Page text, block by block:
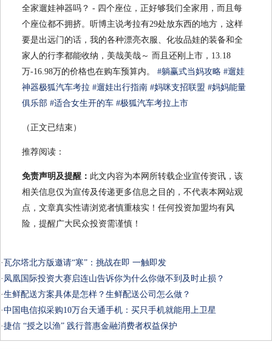
全家遛娃神器吗？ - 四个座位，正好够我们全家用，而且每
个座位都不拥挤。听博主说考拉有29处放东西的地方，这样
要是出远门的话，我的各种漂亮衣服、化妆品娃的装备和全
家人的行李都能收纳，美哉美哉～ 而且还刚上市，13.18
万-16.98万的价格也在购车预算内。 #躺赢式当妈攻略 #遛娃
神器极狐汽车考拉 #遛娃出行指南 #妈咪支招联盟 #妈妈能量
俱乐部 #适合女生开的车 #极狐汽车考拉上市
（正文已结束）
推荐阅读：
免责声明及提醒： 此文内容为本网所转载企业宣传资讯，该
相关信息仅为宣传及传递更多信息之目的，不代表本网站观
点，文章真实性请浏览者慎重核实！任何投资加盟均有风
险，提醒广大民众投资需谨慎！
·瓦尔塔北方版邀请“寒”：挑战在即 一触即发
· 凤凰国际投资大赛启连山告诉你为什么你做不到及时止损？
·生鲜配送方案具体是怎样？生鲜配送公司怎么做？
·中国电信拟采购10万台天通手机：买只手机就能用上卫星
·捷信 “授之以渔” 践行普惠金融消费者权益保护